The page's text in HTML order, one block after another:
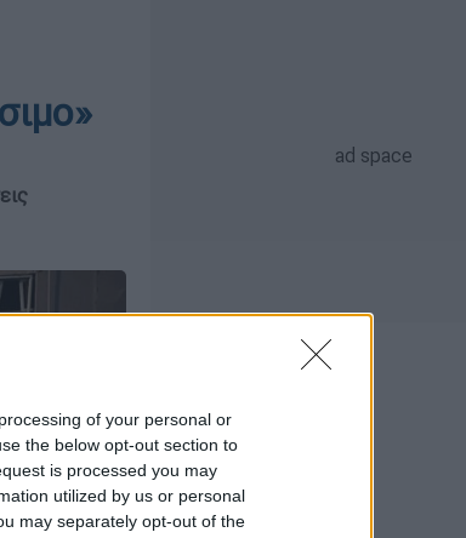
of your personal or
the below opt-out section to
is processed you may
utilized by us or personal
may separately opt-out of the